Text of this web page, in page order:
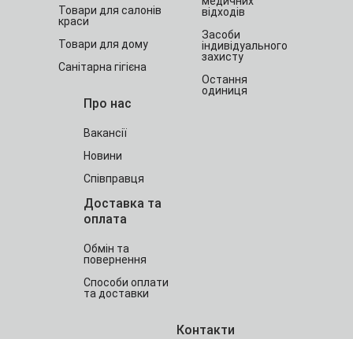
Товари для салонів
краси
Товари для дому
Санітарна гігієна
відходів
Засоби
індивідуального
захисту
Остання
одиниця
Про нас
Вакансії
Новини
Співправця
Доставка та
оплата
Обмін та
повернення
Способи оплати
та доставки
Контакти